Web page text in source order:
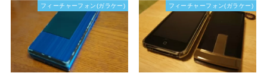
フィーチャーフォン(ガラケー) フィーチャーフォン(ガラケー)